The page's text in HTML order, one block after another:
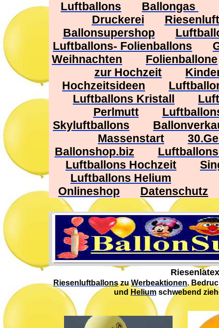
Luftballons
Ballongas
Druckerei
Ballonsupershop
Luftballons- Folienballons
Weihnachten
Folienballone
zur Hochzeit
Hochzeitsideen
Luftballons Kristall
Perlmutt
Skyluftballons
Massenstart
Ballonshop.biz
Luftballons Hochzeit
Luftballons Helium
Onlineshop
Datenschutz
RiesenluftballonszuWerbeaktionen.
und Heliumschwebend